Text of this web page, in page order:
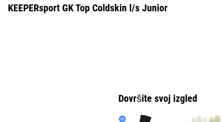
KEEPERsport GK Top Coldskin l/s Junior
Dovršite svoj izgled